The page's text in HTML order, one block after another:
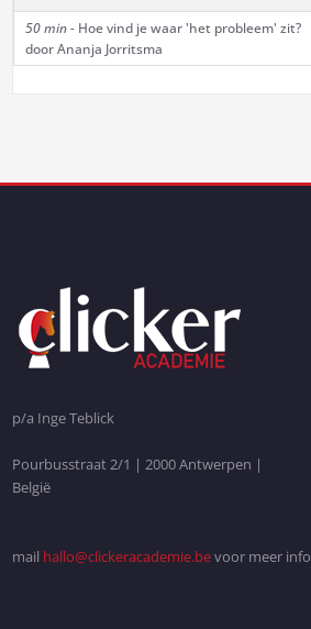
50 min -Hoe vind je waar 'het probleem' zit?
door Ananja Jorritsma
p/a Inge Teblick
Pourbusstraat 2/1 | 2000 Antwerpen |
België
mail hallo@clickeracademie.bevoor meer info